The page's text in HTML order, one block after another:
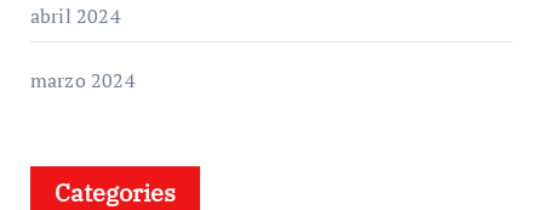
abril 2024
marzo 2024
Categories